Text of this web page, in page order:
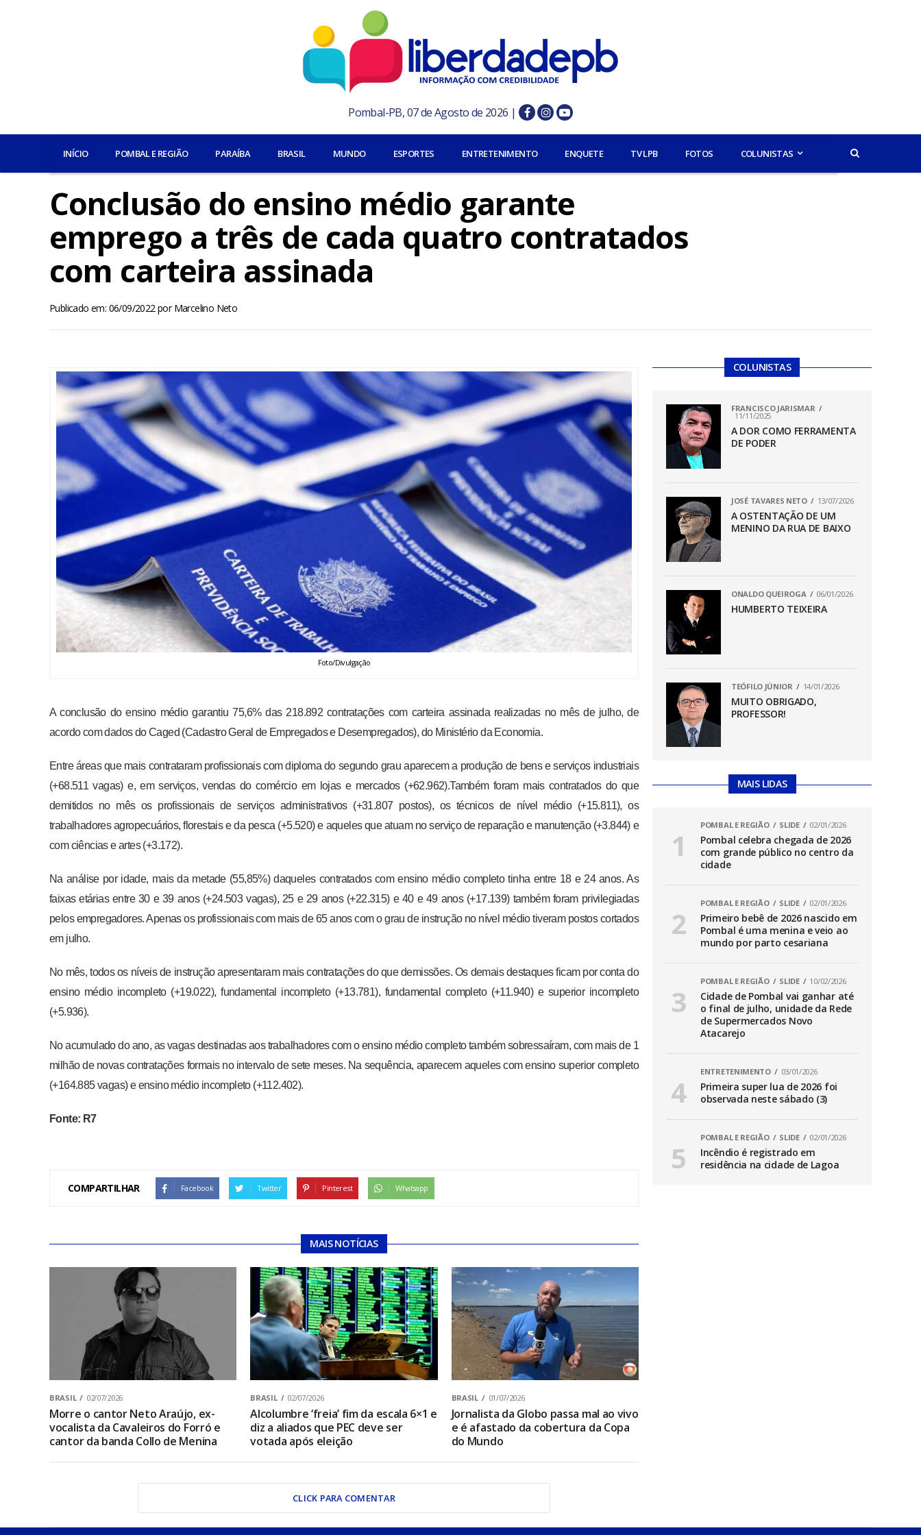
Pombal-PB, 07 de Agosto de 2026 |
INÍCIO POMBAL E REGIÃO PARAÍBA BRASIL MUNDO ESPORTES ENTRETENIMENTO ENQUETE TV LPB FOTOS COLUNISTAS
Conclusão do ensino médio garante
emprego a três de cada quatro contratados
com carteira assinada
Publicado em: 06/09/2022porMarcelino Neto
Foto/Divulgação
A conclusão do ensino médio garantiu 75,6% das 218.892 contratações com carteira assinada realizadas no mês de julho, de
acordo com dados do Caged (Cadastro Geral de Empregados e Desempregados), do Ministério da Economia.
Entre áreas que mais contrataram profissionais com diploma do segundo grau aparecem a produção de bens e serviços industriais
(+68.511 vagas) e, em serviços, vendas do comércio em lojas e mercados (+62.962).Também foram mais contratados do que
demitidos no mês os profissionais de serviços administrativos (+31.807 postos), os técnicos de nível médio (+15.811), os
trabalhadores agropecuários, florestais e da pesca (+5.520) e aqueles que atuam no serviço de reparação e manutenção (+3.844) e
com ciências e artes (+3.172).
Na análise por idade, mais da metade (55,85%) daqueles contratados com ensino médio completo tinha entre 18 e 24 anos. As
faixas etárias entre 30 e 39 anos (+24.503 vagas), 25 e 29 anos (+22.315) e 40 e 49 anos (+17.139) também foram privilegiadas
pelos empregadores. Apenas os profissionais com mais de 65 anos com o grau de instrução no nível médio tiveram postos cortados
em julho.
No mês, todos os níveis de instrução apresentaram mais contratações do que demissões. Os demais destaques ficam por conta do
ensino médio incompleto (+19.022), fundamental incompleto (+13.781), fundamental completo (+11.940) e superior incompleto
(+5.936).
No acumulado do ano, as vagas destinadas aos trabalhadores com o ensino médio completo também sobressaíram, com mais de 1
milhão de novas contratações formais no intervalo de sete meses. Na sequência, aparecem aqueles com ensino superior completo
(+164.885 vagas) e ensino médio incompleto (+112.402).
Fonte: R7
COMPARTILHAR Facebook Twitter Pinterest Whatsapp
MAIS NOTÍCIAS
BRASIL 02/07/2026
Morre o cantor Neto Araújo, ex-
vocalista da Cavaleiros do Forró e
cantor da banda Collo de Menina
BRASIL 02/07/2026
Alcolumbre ‘freia’ fim da escala 6×1 e
diz a aliados que PEC deve ser
votada após eleição
BRASIL 01/07/2026
Jornalista da Globo passa mal ao vivo
e é afastado da cobertura da Copa
do Mundo
CLICK PARA COMENTAR
COLUNISTAS
FRANCISCO JARISMAR
11/11/2025
A DOR COMO FERRAMENTA
DE PODER
JOSÉ TAVARES NETO 13/07/2026
A OSTENTAÇÃO DE UM
MENINO DA RUA DE BAIXO
ONALDO QUEIROGA 06/01/2026
HUMBERTO TEIXEIRA
TEÓFILO JÚNIOR 14/01/2026
MUITO OBRIGADO,
PROFESSOR!
MAIS LIDAS
POMBAL E REGIÃO SLIDE 02/01/2026
Pombal celebra chegada de 2026
com grande público no centro da
cidade
POMBAL E REGIÃO SLIDE 02/01/2026
Primeiro bebê de 2026 nascido em
Pombal é uma menina e veio ao
mundo por parto cesariana
POMBAL E REGIÃO SLIDE 10/02/2026
Cidade de Pombal vai ganhar até
o final de julho, unidade da Rede
de Supermercados Novo
Atacarejo
ENTRETENIMENTO 03/01/2026
Primeira super lua de 2026 foi
observada neste sábado (3)
POMBAL E REGIÃO SLIDE 02/01/2026
Incêndio é registrado em
residência na cidade de Lagoa